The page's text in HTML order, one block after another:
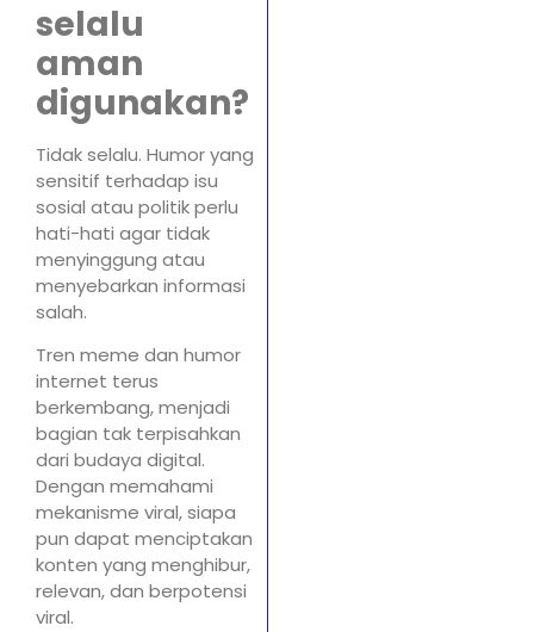
selalu
aman
digunakan?
Tidak selalu. Humor yang
sensitif terhadap isu
sosial atau politik perlu
hati-hati agar tidak
menyinggung atau
menyebarkan informasi
salah.
Tren meme dan humor
internet terus
berkembang, menjadi
bagian tak terpisahkan
dari budaya digital.
Dengan memahami
mekanisme viral, siapa
pun dapat menciptakan
konten yang menghibur,
relevan, dan berpotensi
viral.